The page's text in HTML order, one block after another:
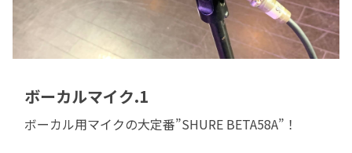
ボーカルマイク.1
ボーカル用マイクの大定番”SHURE BETA58A”！